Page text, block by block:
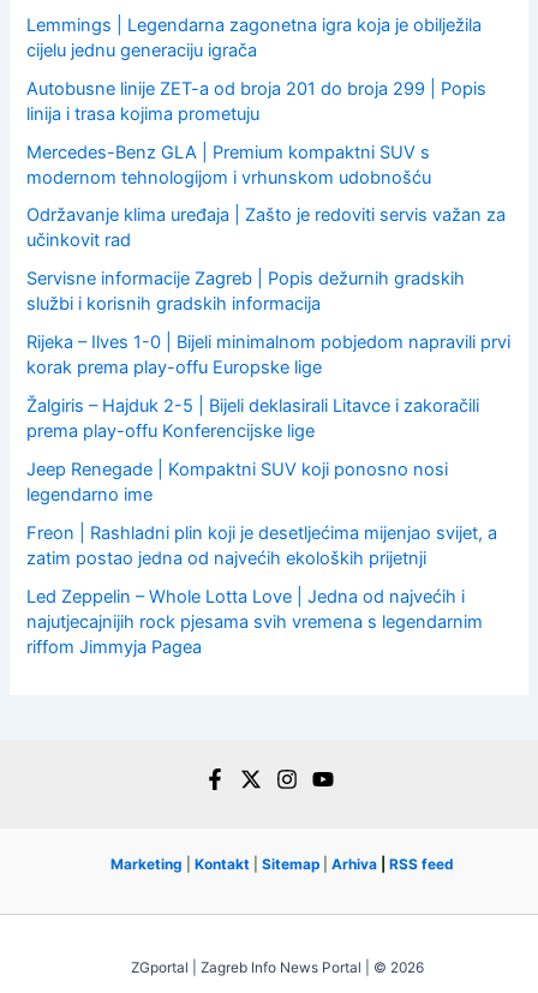
Lemmings | Legendarna zagonetna igra koja je obilježila
cijelu jednu generaciju igrača
Autobusne linije ZET-a od broja 201 do broja 299 | Popis
linija i trasa kojima prometuju
Mercedes-Benz GLA | Premium kompaktni SUV s
modernom tehnologijom i vrhunskom udobnošću
Održavanje klima uređaja | Zašto je redoviti servis važan za
učinkovit rad
Servisne informacije Zagreb | Popis dežurnih gradskih
službi i korisnih gradskih informacija
Rijeka – Ilves 1-0 | Bijeli minimalnom pobjedom napravili prvi
korak prema play-offu Europske lige
Žalgiris – Hajduk 2-5 | Bijeli deklasirali Litavce i zakoračili
prema play-offu Konferencijske lige
Jeep Renegade | Kompaktni SUV koji ponosno nosi
legendarno ime
Freon | Rashladni plin koji je desetljećima mijenjao svijet, a
zatim postao jedna od najvećih ekoloških prijetnji
Led Zeppelin – Whole Lotta Love | Jedna od najvećih i
najutjecajnijih rock pjesama svih vremena s legendarnim
riffom Jimmyja Pagea
Marketing Kontakt Sitemap Arhiva RSS feed
ZGportal | Zagreb Info News Portal | © 2026